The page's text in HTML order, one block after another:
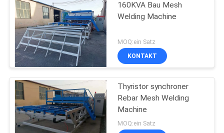
160KVA Bau Mesh
Welding Machine
MOQ:ein Satz
KONTAKT
Thyristor synchroner
Rebar Mesh Welding
Machine
MOQ:ein Satz